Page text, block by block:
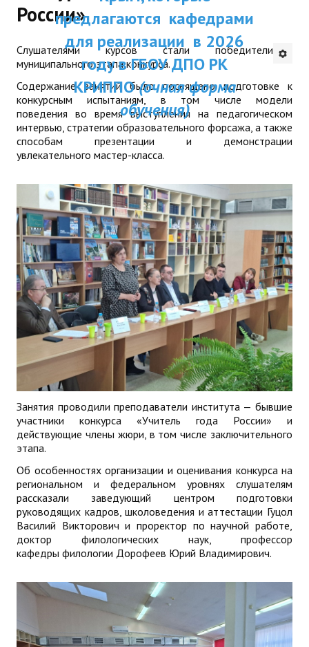
ДПО
Профессиональная переподготовка
Повышение квалификации
КОНТАКТЫ
ДПП ПК:
Актуальное
занятий
предлагаются кафедрами
для реализации в 2026
году в ГБОУ ДПО РК
КРИППО(очная форма
обучения)
России»
Слушателями курсов стали победители
муниципального этапа конкурса.
Содержание занятий было посвящено подготовке к
конкурсным испытаниям, в том числе модели
поведения во время выступления на педагогическом
интервью, стратегии образовательного форсажа, а также
способам презентации и демонстрации
увлекательного мастер-класса.
Занятия проводили преподаватели института — бывшие
участники конкурса «Учитель года России» и
действующие члены жюри, в том числе заключительного
этапа.
Об особенностях организации и оценивания конкурса на
региональном и федеральном уровнях слушателям
рассказали заведующий центром подготовки
руководящих кадров, школоведения и аттестации Гуцол
Василий Викторович и проректор по научной работе,
доктор филологических наук, профессор
кафедры филологии Дорофеев Юрий Владимирович.